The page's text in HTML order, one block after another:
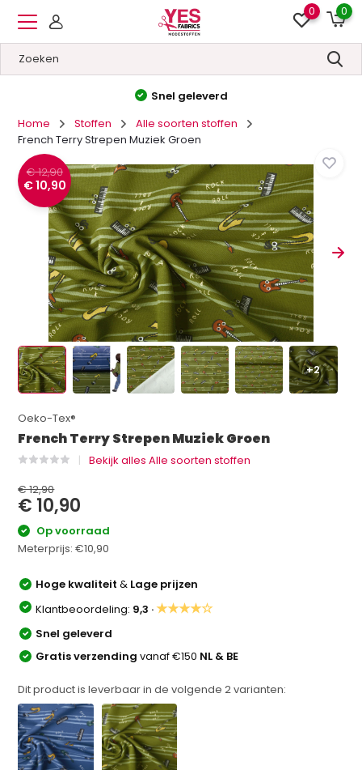
0 0
Hoge kwaliteit&Lage prijzen
Home
Stoffen
Alle soorten stoffen
French Terry Strepen Muziek Groen
€ 12,90
€ 10,90
+2
Oeko-Tex®
French Terry Strepen Muziek Groen
Bekijk alles Alle soorten stoffen
€ 12,90
€ 10,90
Op voorraad
Meterprijs:€10,90
Hoge kwaliteit& Lage prijzen
Klantbeoordeling: 9,3 ·★★★★☆
Snel geleverd
Gratis verzendingvanaf €150 NL & BE
Dit product is leverbaar in de volgende2varianten: